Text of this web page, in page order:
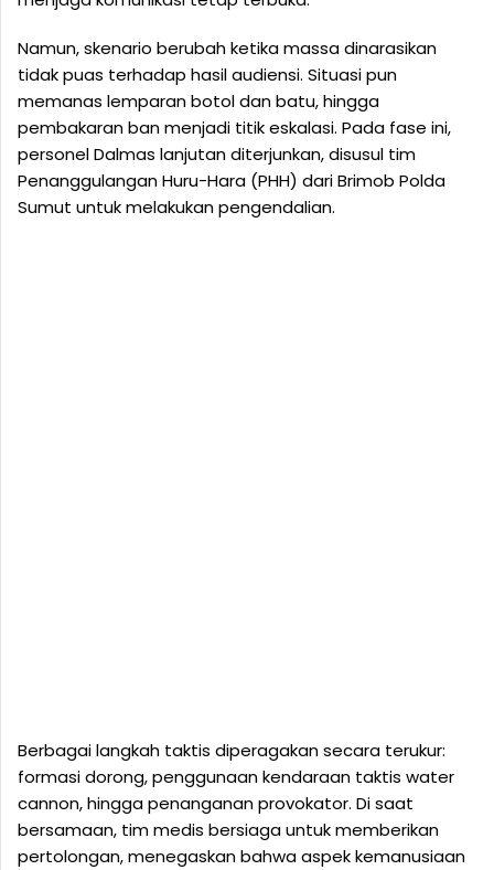
Namun, skenario berubah ketika massa dinarasikan
tidak puas terhadap hasil audiensi. Situasi pun
memanas lemparan botol dan batu, hingga
pembakaran ban menjadi titik eskalasi. Pada fase ini,
personel Dalmas lanjutan diterjunkan, disusul tim
Penanggulangan Huru-Hara (PHH) dari Brimob Polda
Sumut untuk melakukan pengendalian.
Berbagai langkah taktis diperagakan secara terukur:
formasi dorong, penggunaan kendaraan taktis water
cannon, hingga penanganan provokator. Di saat
bersamaan, tim medis bersiaga untuk memberikan
pertolongan, menegaskan bahwa aspek kemanusiaan